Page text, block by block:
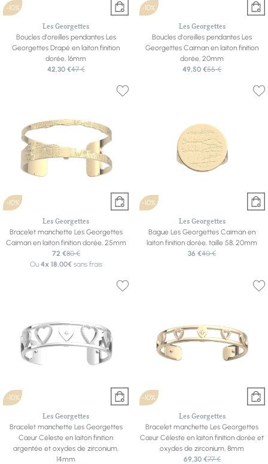
-10%
Les Georgettes
Boucles d'oreilles pendantes Les
Georgettes Drapé en laiton finition
dorée, 16mm
42,30 €47 €
-10%
Les Georgettes
Boucles d'oreilles pendantes Les
Georgettes Caïman en laiton finition
dorée, 20mm
49,50 €55 €
-10%
Les Georgettes
Bracelet manchette Les Georgettes
Caïman en laiton finition dorée, 25mm
72 €80 €
Ou 4x 18.00€sans frais
-10%
Les Georgettes
Bague Les Georgettes Caïman en
laiton finition dorée, taille 58, 20mm
36 €40 €
-10%
Les Georgettes
Bracelet manchette Les Georgettes
Cœur Céleste en laiton finition
argentée et oxydes de zirconium,
14mm
-10%
Les Georgettes
Bracelet manchette Les Georgettes
Cœur Céleste en laiton finition dorée et
oxydes de zirconium, 8mm
69,30 €77 €